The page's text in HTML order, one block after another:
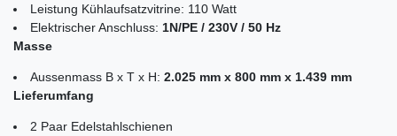
Leistung Kühlaufsatzvitrine: 110 Watt
Elektrischer Anschluss: 1N/PE / 230V / 50 Hz
Masse
Aussenmass B x T x H: 2.025 mm x 800 mm x 1.439 mm
Lieferumfang
2 Paar Edelstahlschienen